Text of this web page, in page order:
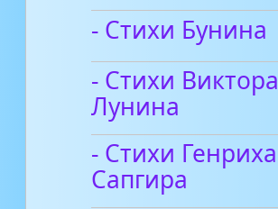
- Стихи Бунина
- Стихи Виктора
Лунина
- Стихи Генриха
Сапгира